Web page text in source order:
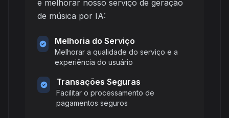
e melhorar nosso serviço de geração
de música por IA:
Melhoria do Serviço
Melhorar a qualidade do serviço e a
experiência do usuário
Transações Seguras
Facilitar o processamento de
pagamentos seguros